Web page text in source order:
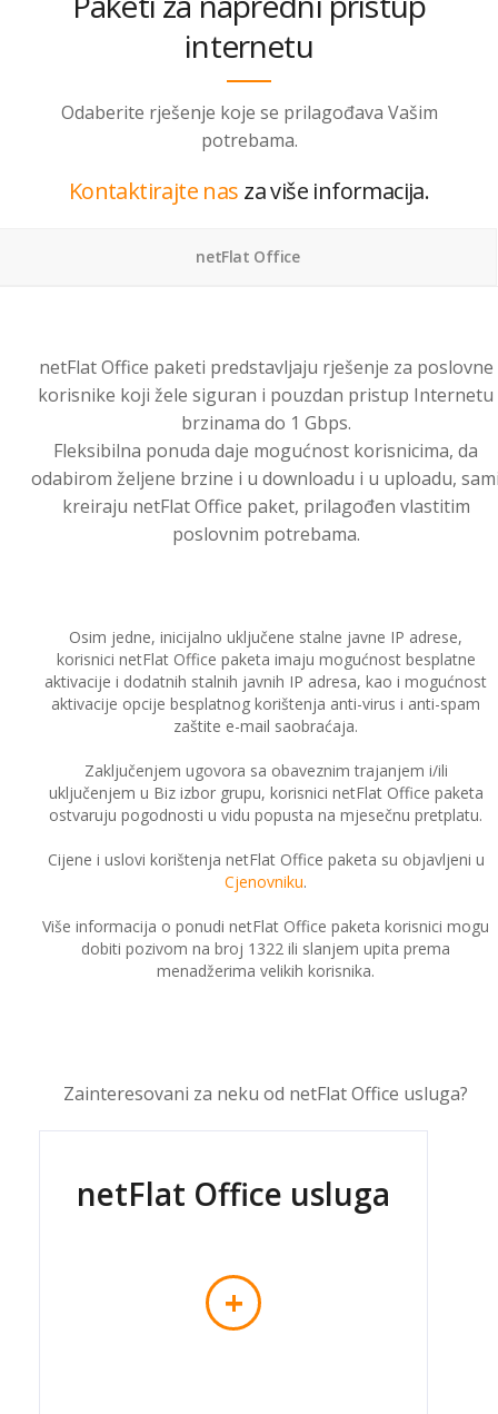
internetu
Odaberite rješenje koje se prilagođava Vašim
potrebama.
Kontaktirajte nas za više informacija.
netFlat Office
netFlat Office paketi predstavljaju rješenje za poslovne
korisnike koji žele siguran i pouzdan pristup Internetu
brzinama do 1 Gbps.
Fleksibilna ponuda daje mogućnost korisnicima, da
odabirom željene brzine i u downloadu i u uploadu,
kreiraju netFlat Office paket, prilagođen vlastitim
poslovnim potrebama.
Osim jedne, inicijalno uključene stalne javne IP adrese,
korisnici netFlat Office paketa imaju mogućnost besplatne
aktivacije i dodatnih stalnih javnih IP adresa, kao i mogućnost
aktivacije opcije besplatnog korištenja anti-virus i anti-spam
zaštite e-mail saobraćaja.
Zaključenjem ugovora sa obaveznim trajanjem i/ili
uključenjem u Biz izbor grupu, korisnici netFlat Office paketa
ostvaruju pogodnosti u vidu popusta na mjesečnu pretplatu.
Cijene i uslovi korištenja netFlat Office paketa su objavljeni u
Cjenovniku.
Više informacija o ponudi netFlat Office paketa korisnici mogu
dobiti pozivom na broj 1322 ili slanjem upita prema
menadžerima velikih korisnika.
Zainteresovani za neku od netFlat Office usluga?
netFlat Office usluga
+